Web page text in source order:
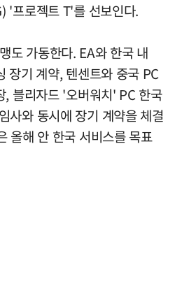
'프로젝트 T'를 선보인다.
도 가동한다. EA와 한국 내
장기 계약, 텐센트와 중국 PC
블리자드 '오버워치' PC 한국
사와 동시에 장기 계약을 체결
올해 안 한국 서비스를 목표